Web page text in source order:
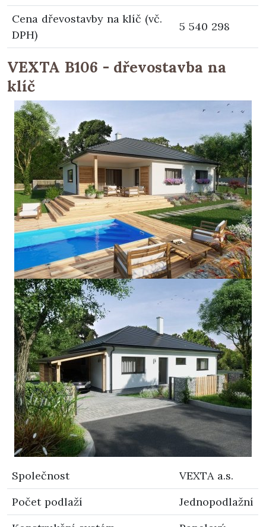
Cena dřevostavby na klíč (vč.
DPH)
5 540 298
VEXTA B106 - dřevostavba na
klíč
Společnost
VEXTA a.s.
Počet podlaží
Jednopodlažní